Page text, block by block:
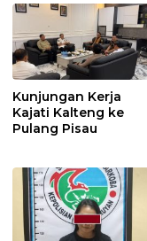
Kunjungan Kerja
Kajati Kalteng ke
Pulang Pisau